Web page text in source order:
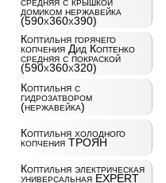
домиком нержавейка
(590x360x390)
Коптильня горячего
копчения Дид Коптенко
средняя с покраской
(590x360x320)
Коптильня с
гидрозатвором
(нержавейка)
Коптильня холодного
копчения ТРОЯН
Коптильня электрическая
универсальная EXPERT